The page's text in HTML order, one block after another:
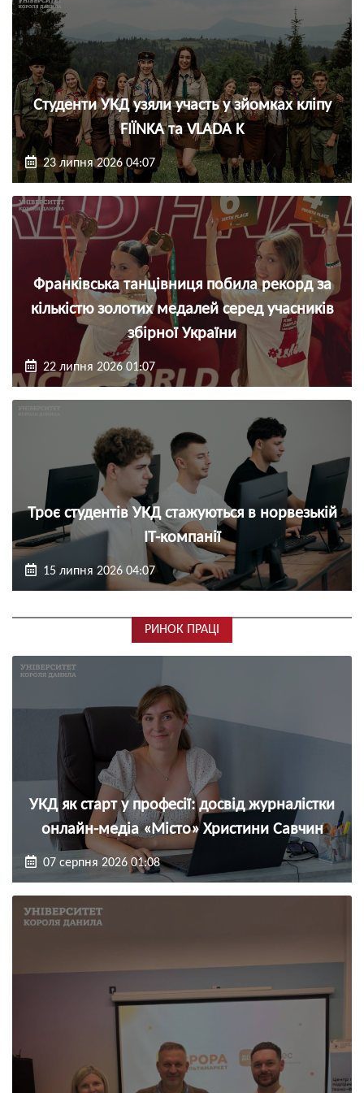
Студенти УКД узяли участь у зйомках кліпу
FIЇNKA та VLADA K
23 липня 2026 04:07
Франківська танцівниця побила рекорд за
кількістю золотих медалей серед учасників
збірної України
22 липня 2026 01:07
Троє студентів УКД стажуються в норвезькій
ІТ-компанії
15 липня 2026 04:07
РИНОК ПРАЦІ
УКД як старт у професії: досвід журналістки
онлайн-медіа «Місто» Христини Савчин
07 серпня 2026 01:08